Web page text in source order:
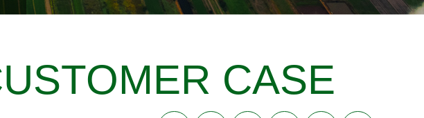
定评估；以及农业生产设施资产评估、损失价值评
业制造机械设施价值评估；农林牧副渔资源价值评
估；青苗补偿药材价值评估；农作物种子、有机农
CASE